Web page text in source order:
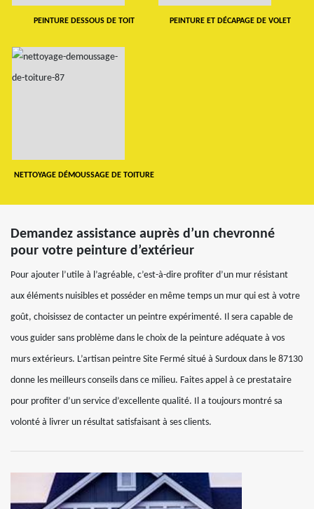
PEINTURE DESSOUS DE TOIT PEINTURE ET DÉCAPAGE DE VOLET
NETTOYAGE DÉMOUSSAGE DE TOITURE
Demandez assistance auprès d’un chevronné
pour votre peinture d’extérieur
Pour ajouter l’utile à l’agréable, c’est-à-dire profiter d’un mur résistant
aux éléments nuisibles et posséder en même temps un mur qui est à votre
goût, choisissez de contacter un peintre expérimenté. Il sera capable de
vous guider sans problème dans le choix de la peinture adéquate à vos
murs extérieurs. L’artisan peintre Site Fermé situé à Surdoux dans le 87130
donne les meilleurs conseils dans ce milieu. Faites appel à ce prestataire
pour profiter d’un service d’excellente qualité. Il a toujours montré sa
volonté à livrer un résultat satisfaisant à ses clients.